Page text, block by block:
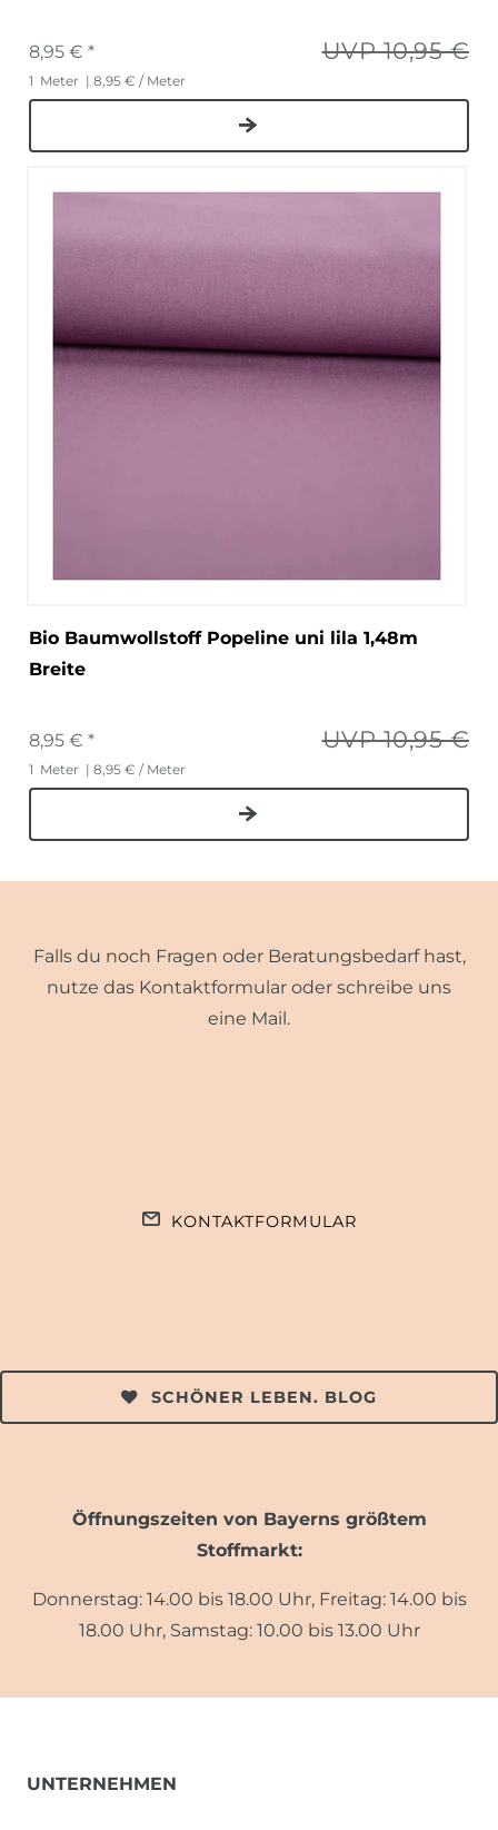
UVP 10,95 €
8,95 € *
1 Meter | 8,95 € / Meter
Bio Baumwollstoff Popeline uni lila 1,48m
Breite
UVP 10,95 €
8,95 € *
1 Meter | 8,95 € / Meter
Falls du noch Fragen oder Beratungsbedarf hast,
nutze das Kontaktformular oder schreibe uns
eine Mail.
KONTAKTFORMULAR
SCHÖNER LEBEN. BLOG
Öffnungszeiten von Bayerns größtem
Stoffmarkt:
Donnerstag: 14.00 bis 18.00 Uhr, Freitag: 14.00 bis
18.00 Uhr, Samstag: 10.00 bis 13.00 Uhr
UNTERNEHMEN